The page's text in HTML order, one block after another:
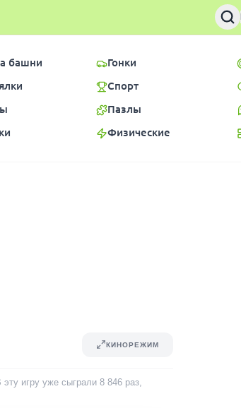
башни
Гонки
Спорт
Пазлы
Физические
КИНОРЕЖИМ
игру уже сыграли 8 846 раз,